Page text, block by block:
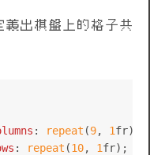
義出棋盤上的格子共
: repeat (9, 1fr);
: repeat (10, 1fr);